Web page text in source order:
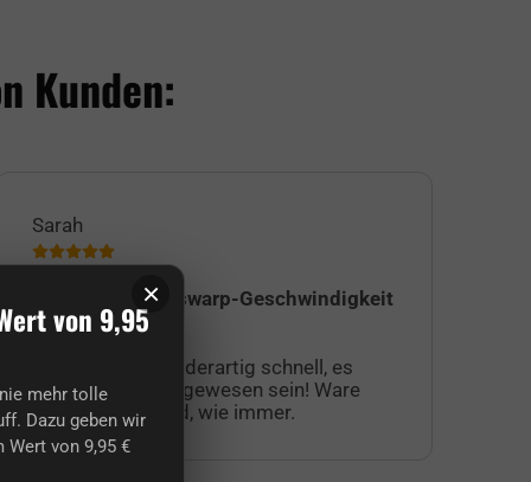
Kunden:
Sarah
Versand in Transwarp-Geschwindigkeit
Der Versand war derartig schnell, es
muss transwarp gewesen sein! Ware
war hervorragend, wie immer.
×
von 9,95
mehr tolle
Dazu geben wir
von 9,95 €